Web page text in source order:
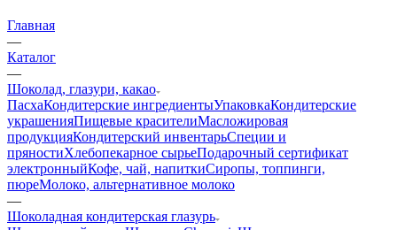
Главная
—
Каталог
—
Шоколад, глазури, какао
ПасхаКондитерские ингредиентыУпаковкаКондитерские
украшенияПищевые красителиМасложировая
продукцияКондитерский инвентарьСпеции и
пряностиХлебопекарное сырьеПодарочный сертификат
электронныйКофе, чай, напиткиСиропы, топпинги,
пюреМолоко, альтернативное молоко
—
Шоколадная кондитерская глазурь